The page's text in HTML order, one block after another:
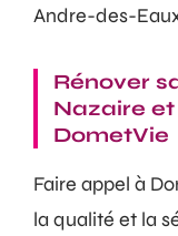
Andre-des-
Rénover
Nazaire et
DometVie
Faire appel à
la qualité et la